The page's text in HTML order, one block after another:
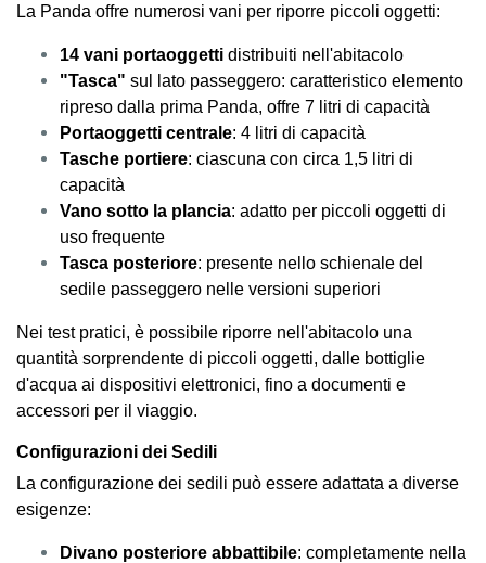
La Panda offre numerosi vani per riporre piccoli oggetti:
14 vani portaoggetti distribuiti nell'abitacolo
"Tasca" sul lato passeggero: caratteristico elemento
ripreso dalla prima Panda, offre 7 litri di capacità
Portaoggetti centrale: 4 litri di capacità
Tasche portiere: ciascuna con circa 1,5 litri di
capacità
Vano sotto la plancia: adatto per piccoli oggetti di
uso frequente
Tasca posteriore: presente nello schienale del
sedile passeggero nelle versioni superiori
Nei test pratici, è possibile riporre nell'abitacolo una
quantità sorprendente di piccoli oggetti, dalle bottiglie
d'acqua ai dispositivi elettronici, fino a documenti e
accessori per il viaggio.
Configurazioni dei Sedili
La configurazione dei sedili può essere adattata a diverse
esigenze:
Divano posteriore abbattibile: completamente nella